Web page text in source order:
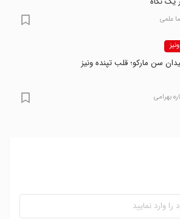
علمی
ونیز
سن مارکو؛ قلب تپنده ونیز
بهرامی